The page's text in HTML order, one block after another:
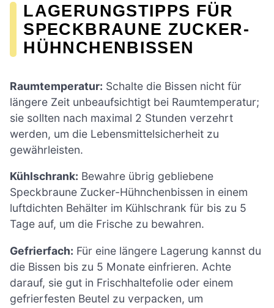
LAGERUNGSTIPPS FÜR
SPECKBRAUNE ZUCKER-
HÜHNCHENBISSEN
Raumtemperatur: Schalte die Bissen nicht für
längere Zeit unbeaufsichtigt bei Raumtemperatur;
sie sollten nach maximal 2 Stunden verzehrt
werden, um die Lebensmittelsicherheit zu
gewährleisten.
Kühlschrank: Bewahre übrig gebliebene
Speckbraune Zucker-Hühnchenbissen in einem
luftdichten Behälter im Kühlschrank für bis zu 5
Tage auf, um die Frische zu bewahren.
Gefrierfach: Für eine längere Lagerung kannst du
die Bissen bis zu 5 Monate einfrieren. Achte
darauf, sie gut in Frischhaltefolie oder einem
gefrierfesten Beutel zu verpacken, um